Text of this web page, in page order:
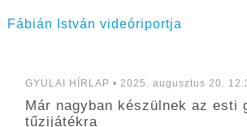
Fábián István videóriportja
GYULAI HÍRLAP • 2025. augusztus 20.
Már nagyban készülnek az esti
tűzijátékra